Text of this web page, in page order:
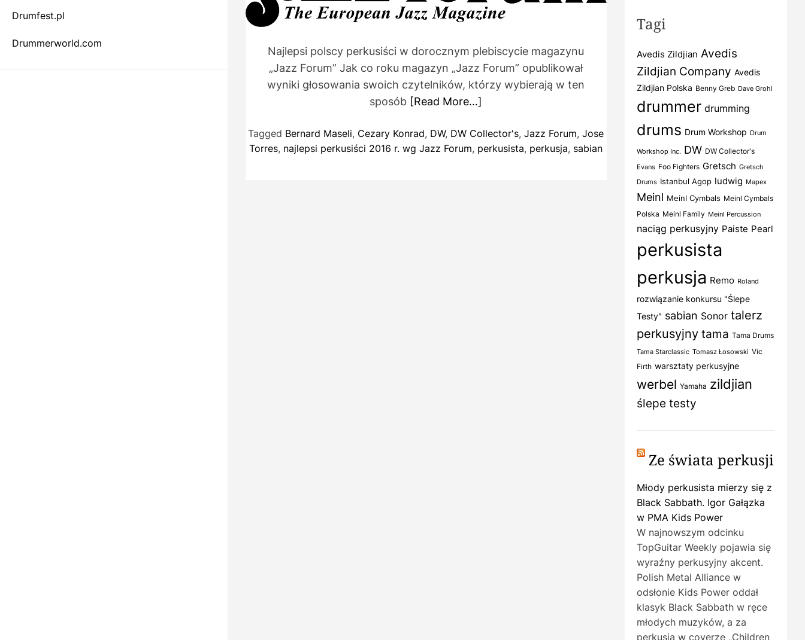
m
d
Drumfest.pl
Drummerworld.com
d
t
i
m
e
Najlepsi polscy perkusiści w dorocznym plebiscycie magazynu
„Jazz Forum” Jak co roku magazyn „Jazz Forum” opublikował
wyniki głosowania swoich czytelników, którzy wybierają w ten
sposób [Read More…]
Tagged Bernard Maseli, Cezary Konrad, DW, DW Collector's,Jazz Forum,Jose
Torres, najlepsi perkusiści 2016 r. wg Jazz Forum, perkusista, perkusja, sabian
Tagi
Avedis Zildjian Avedis
Zildjian Company Avedis
Zildjian Polska Benny Greb Dave Grohl
drummer drumming
drums Drum Workshop Drum
Workshop Inc. DW DW Collector's
Evans Foo Fighters Gretsch Gretsch
Drums Istanbul Agop ludwig Mapex
Meinl Meinl Cymbals Meinl Cymbals
Polska Meinl Family Meinl Percussion
naciąg perkusyjny Paiste Pearl
perkusista
perkusja Remo Roland
rozwiązanie konkursu "Ślepe
Testy" sabian Sonor talerz
perkusyjny tama Tama Drums
Tama Starclassic Tomasz Łosowski Vic
Firth warsztaty perkusyjne
werbel Yamaha zildjian
ślepe testy
Ze świata perkusji
Młody perkusista mierzy się z
Black Sabbath. Igor Gałązka
w PMA Kids Power
W najnowszym odcinku
TopGuitar Weekly pojawia się
wyraźny perkusyjny akcent.
Polish Metal Alliance w
odsłonie Kids Power oddał
klasyk Black Sabbath w ręce
młodych muzyków, a za
perkusją w coverze „Children